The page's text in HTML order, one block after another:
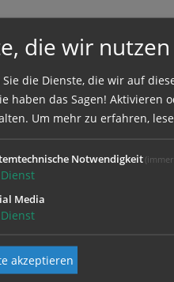
sich mit Ihrem
die wir
Sie die Dienste, die wir auf
haben das Sagen! Aktivieren
Um mehr zu erfahren,
Notwendigkeit
Dienst
Media
Dienst
akzeptieren